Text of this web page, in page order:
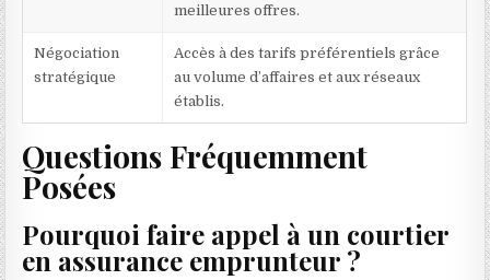
meilleures offres.
Négociation
stratégique
Accès à des tarifs préférentiels grâce
au volume d’affaires et aux réseaux
établis.
Questions Fréquemment
Posées
Pourquoi faire appel à un courtier
en assurance emprunteur ?